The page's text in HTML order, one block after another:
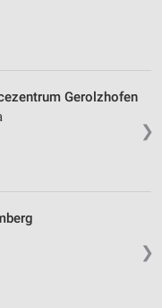
❯
Gerolzhofen
❯